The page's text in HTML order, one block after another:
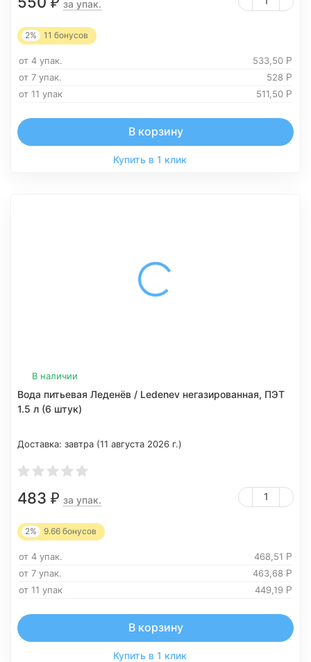
за упак.
2% 11 бонусов
от 4 упак. 533,50 Р
от 7 упак. 528 Р
от 11 упак 511,50 Р
В корзину
Купить в 1 клик
В наличии
Вода питьевая Леденёв / Ledenev негазированная, ПЭТ
1.5 л (6 штук)
Доставка: завтра (11 августа 2026 г.)
483 ₽ за упак.
2% 9.66 бонусов
от 4 упак. 468,51 Р
от 7 упак. 463,68 Р
от 11 упак 449,19 Р
В корзину
Купить в 1 клик